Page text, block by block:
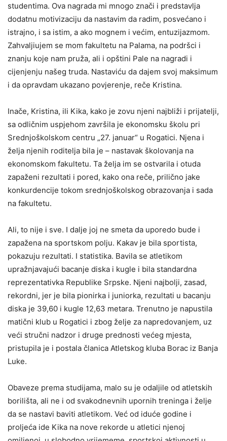
studentima. Ova nagrada mi mnogo znači i predstavlja
dodatnu motivizaciju da nastavim da radim, posvećano i
istrajno, i sa istim, a ako mognem i većim, entuzijazmom.
Zahvaljiujem se mom fakultetu na Palama, na podršci i
znanju koje nam pruža, ali i opštini Pale na nagradi i
cijenjenju našeg truda. Nastaviću da dajem svoj maksimum
i da opravdam ukazano povjerenje, reče Kristina.
Inače, Kristina, ili Kika, kako je zovu njeni najbliži i prijatelji,
sa odličnim uspjehom završila je ekonomsku školu pri
Srednjoškolskom centru „27. januar“ u Rogatici. Njena i
želja njenih roditelja bila je – nastavak školovanja na
ekonomskom fakultetu. Ta želja im se ostvarila i otuda
zapaženi rezultati i pored, kako ona reče, prilično jake
konkurdencije tokom srednjoškolskog obrazovanja i sada
na fakultetu.
Ali, to nije i sve. I dalje joj ne smeta da uporedo bude i
zapažena na sportskom polju. Kakav je bila sportista,
pokazuju rezultati. I statistika. Bavila se atletikom
upražnjavajući bacanje diska i kugle i bila standardna
reprezentativka Republike Srpske. Njeni najbolji, zasad,
rekordni, jer je bila pionirka i juniorka, rezultati u bacanju
diska je 39,60 i kugle 12,63 metara. Trenutno je napustila
matični klub u Rogatici i zbog želje za napredovanjem, uz
veći stručni nadzor i druge prednosti većeg mjesta,
pristupila je i postala članica Atletskog kluba Borac iz Banja
Luke.
Obaveze prema studijama, malo su je odaljile od atletskih
borilišta, ali ne i od svakodnevnih upornih treninga i želje
da se nastavi baviti atletikom. Već od iduće godine i
proljeća ide Kika na nove rekorde u atletici njenoj